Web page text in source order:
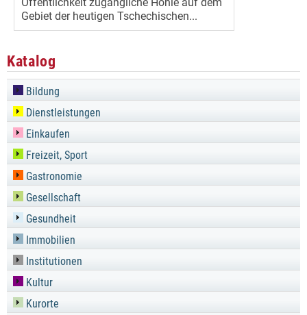
Gebiet der heutigen Tschechischen...
Katalog
Bildung
Dienstleistungen
Einkaufen
Freizeit, Sport
Gastronomie
Gesellschaft
Gesundheit
Immobilien
Institutionen
Kultur
Kurorte